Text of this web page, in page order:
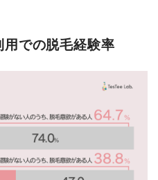
での脱毛経験率